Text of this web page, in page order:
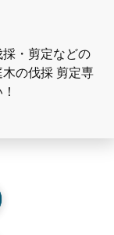
・剪定などの
の伐採 剪定専